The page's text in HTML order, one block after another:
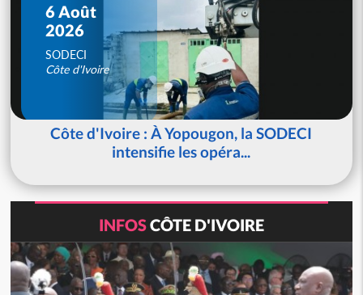
6 Août
2026
SODECI
Côte d'Ivoire
Côte d'Ivoire : À Yopougon, la SODECI
intensifie les opéra...
INFOSCÔTE D'IVOIRE